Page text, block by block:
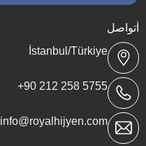
İstanbul/Türkiye
5755 258 212 90+
info@royalhijyen.com